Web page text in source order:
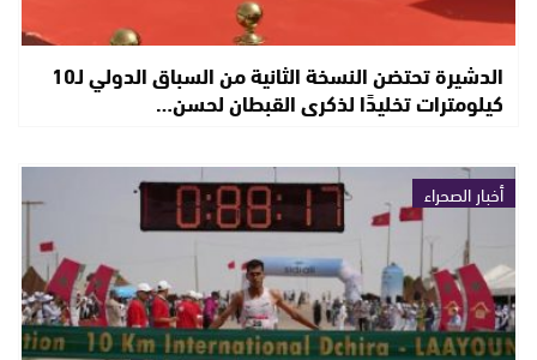
الدشيرة تحتضن النسخة الثانية من السباق الدولي لـ10
كيلومترات تخليدًا لذكرى القبطان لحسن…
أخبار الصحراء